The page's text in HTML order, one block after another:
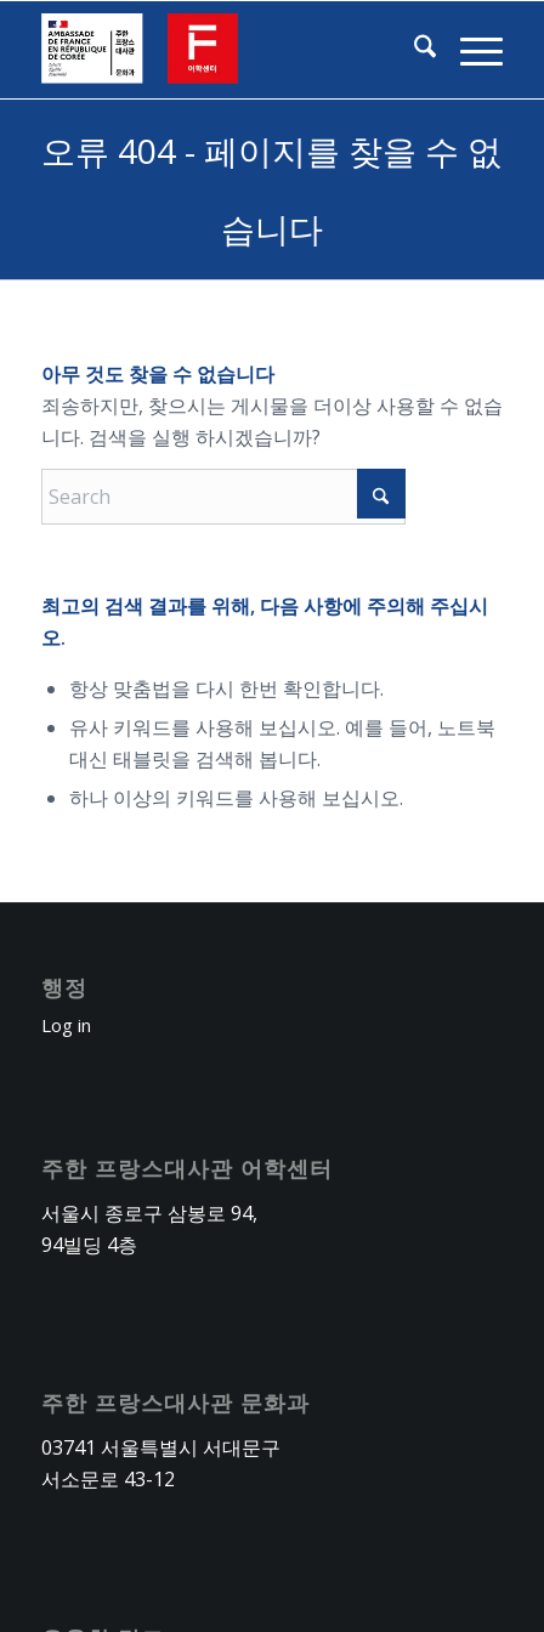
오류 404 - 페이지를 찾을 수 없
습니다
아무 것도 찾을 수 없습니다
죄송하지만, 찾으시는 게시물을 더이상 사용할 수 없습
니다. 검색을 실행 하시겠습니까?
최고의 검색 결과를 위해, 다음 사항에 주의해 주십시
오.
항상 맞춤법을 다시 한번 확인합니다.
유사 키워드를 사용해 보십시오. 예를 들어, 노트북
대신 태블릿을 검색해 봅니다.
하나 이상의 키워드를 사용해 보십시오.
행정
Log in
주한 프랑스대사관 어학센터
서울시 종로구 삼봉로 94,
94빌딩 4층
주한 프랑스대사관 문화과
03741 서울특별시 서대문구
서소문로 43-12